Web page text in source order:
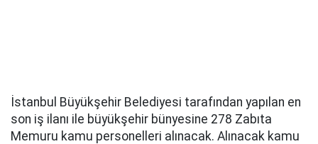
İstanbul Büyükşehir Belediyesi tarafından yapılan en
son iş ilanı ile büyükşehir bünyesine 278 Zabıta
Memuru kamu personelleri alınacak. Alınacak kamu